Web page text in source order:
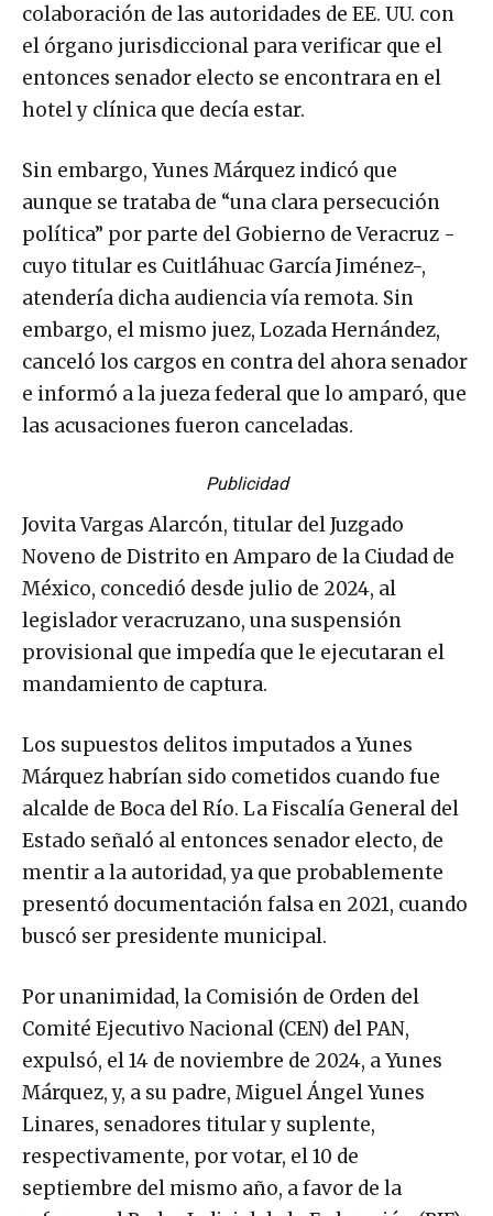
colaboración de las autoridades de EE. UU. con
el órgano jurisdiccional para verificar que el
entonces senador electo se encontrara en el
hotel y clínica que decía estar.
Sin embargo, Yunes Márquez indicó que
aunque se trataba de “una clara persecución
política” por parte del Gobierno de Veracruz -
cuyo titular es Cuitláhuac García Jiménez-,
atendería dicha audiencia vía remota. Sin
embargo, el mismo juez, Lozada Hernández,
canceló los cargos en contra del ahora senador
e informó a la jueza federal que lo amparó, que
las acusaciones fueron canceladas.
Publicidad
Jovita Vargas Alarcón, titular del Juzgado
Noveno de Distrito en Amparo de la Ciudad de
México, concedió desde julio de 2024, al
legislador veracruzano, una suspensión
provisional que impedía que le ejecutaran el
mandamiento de captura.
Los supuestos delitos imputados a Yunes
Márquez habrían sido cometidos cuando fue
alcalde de Boca del Río. La Fiscalía General del
Estado señaló al entonces senador electo, de
mentir a la autoridad, ya que probablemente
presentó documentación falsa en 2021, cuando
buscó ser presidente municipal.
Por unanimidad, la Comisión de Orden del
Comité Ejecutivo Nacional (CEN) del PAN,
expulsó, el 14 de noviembre de 2024, a Yunes
Márquez, y, a su padre, Miguel Ángel Yunes
Linares, senadores titular y suplente,
respectivamente, por votar, el 10 de
septiembre del mismo año, a favor de la